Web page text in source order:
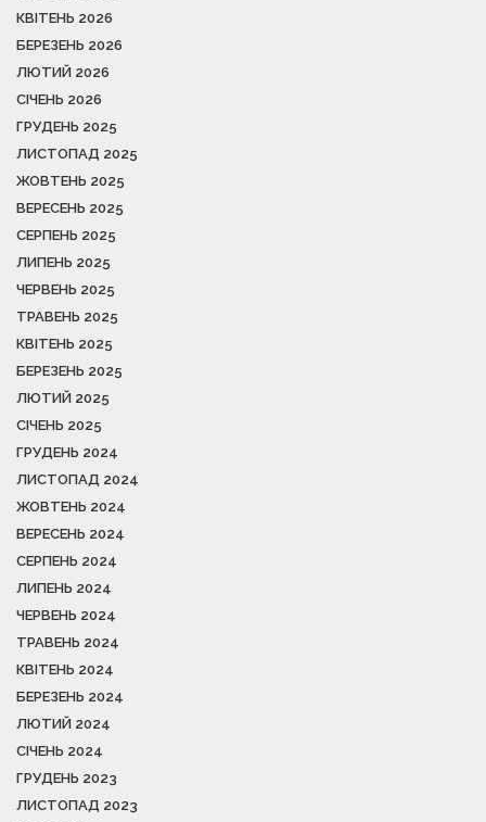
КВІТЕНЬ 2026
БЕРЕЗЕНЬ 2026
ЛЮТИЙ 2026
СІЧЕНЬ 2026
ГРУДЕНЬ 2025
ЛИСТОПАД 2025
ЖОВТЕНЬ 2025
ВЕРЕСЕНЬ 2025
СЕРПЕНЬ 2025
ЛИПЕНЬ 2025
ЧЕРВЕНЬ 2025
ТРАВЕНЬ 2025
КВІТЕНЬ 2025
БЕРЕЗЕНЬ 2025
ЛЮТИЙ 2025
СІЧЕНЬ 2025
ГРУДЕНЬ 2024
ЛИСТОПАД 2024
ЖОВТЕНЬ 2024
ВЕРЕСЕНЬ 2024
СЕРПЕНЬ 2024
ЛИПЕНЬ 2024
ЧЕРВЕНЬ 2024
ТРАВЕНЬ 2024
КВІТЕНЬ 2024
БЕРЕЗЕНЬ 2024
ЛЮТИЙ 2024
СІЧЕНЬ 2024
ГРУДЕНЬ 2023
ЛИСТОПАД 2023